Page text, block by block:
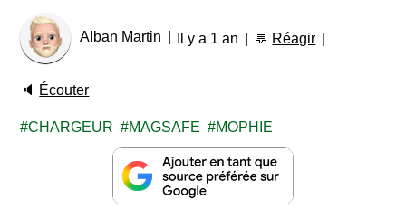
Alban Martin Il y a 1 an 💬 Réagir
🔈 Écouter
CHARGEUR MAGSAFE MOPHIE